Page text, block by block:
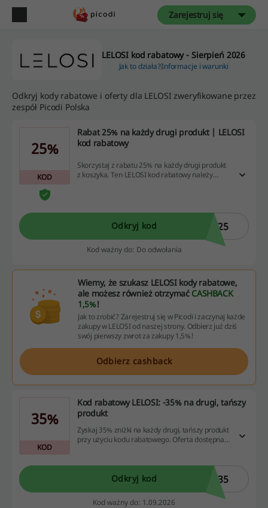
Zarejestruj się
LELOSI kod rabatowy - Sierpień 2026
Jak to działa?Informacje i warunki
Odkryj kody rabatowe i oferty dla LELOSI zweryfikowane przez
zespół Picodi Polska
25%
KOD
Rabat 25% na każdy drugi produkt | LELOSI
kod rabatowy
Skorzystaj z rabatu 25% na każdy drugi produkt
z koszyka. Ten LELOSI kod rabatowy należy
Odkryj kod I25
Kod ważny do: Do odwołania
Wiemy, że szukasz LELOSI kody rabatowe,
ale możesz również otrzymać CASHBACK
1,5%!
Jak to zrobić? Zarejestruj się w Picodi i zaczynaj każde
zakupy w LELOSI od naszej strony. Odbierz już dziś
swój pierwszy zwrot za zakupy 1,5%!
Odbierz cashback
35%
KOD
Kod rabatowy LELOSI: -35% na drugi, tańszy
produkt
Zyskaj 35% zniżki na każdy drugi, tańszy produkt
przy użyciu kodu rabatowego. Oferta dostępna
Odkryj kod R35
Kod ważny do: 1.09.2026